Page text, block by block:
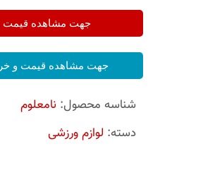
جهت مشاهده قیمت و
جهت مشاهده قیمت و
شناسه محصول: نامعلوم
دسته: لوازم ورزشی